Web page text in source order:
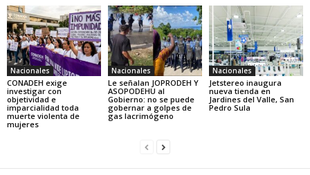
Nacionales
CONADEH exige
investigar con
objetividad e
imparcialidad toda
muerte violenta de
mujeres
Nacionales
Le señalan JOPRODEH Y
ASOPODEHU al
Gobierno: no se puede
gobernar a golpes de
gas lacrimógeno
Nacionales
Jetstereo inaugura
nueva tienda en
Jardines del Valle, San
Pedro Sula